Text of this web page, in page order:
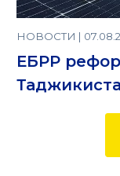
НОВОСТИ |
ЕБРР